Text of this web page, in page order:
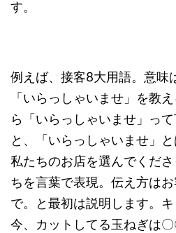
す。
例えば、接客8大用語。意味
「いらっしゃいませ」を教
ら「いらっしゃいませ」っ
と、「いらっしゃいませ」
私たちのお店を選んでくだ
ちを言葉で表現。伝え方は
で。と最初は説明します。キ
今、カットしてる玉ねぎは